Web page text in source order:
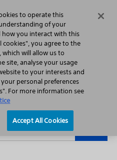
Search Menu
Press Releases
to operate this
of your
how you interact with this
cookies", you agree to the
which will allow us to
site, analyse your usage
to your interests and
personal preferences
For more information see
Accept All Cookies